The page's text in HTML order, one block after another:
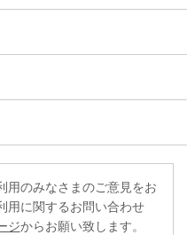
用のみなさまのご意見をお
用に関するお問い合わせ
ジからお願い致します。